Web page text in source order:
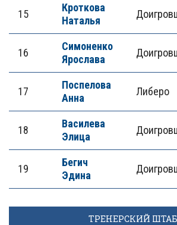
15
Кроткова
Наталья
16
Симоненко
Ярослава
17
Поспелова
Анна
Либеро
18
Василева
Элица
19
Бегич
Эдина
ТРЕНЕРСКИЙ ШТАБ